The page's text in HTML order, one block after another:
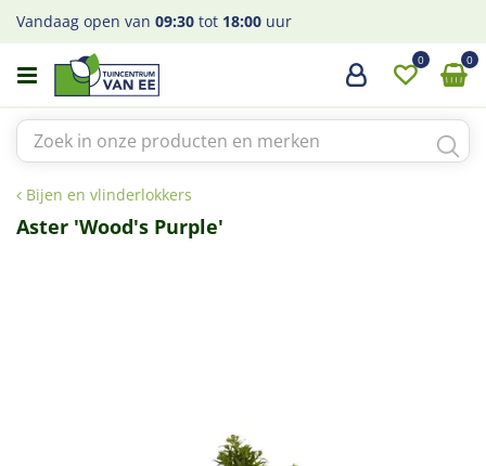
a
Bijen en vlinderlokkers
Vandaag open van 09:30 tot 18:00 uur
Aster 'Wood's Purple'